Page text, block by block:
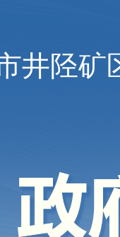
井陉矿